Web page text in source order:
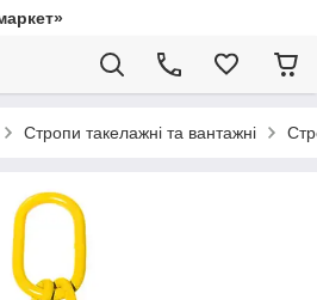
Стропи такелажні та вантажні